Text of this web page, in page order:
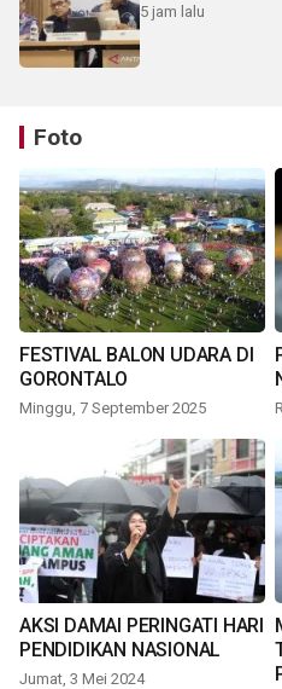
5 jam lalu
Foto
FESTIVAL BALON UDARA DI
GORONTALO
Minggu, 7 September 2025
AKSI DAMAI PERINGATI HARI
PENDIDIKAN NASIONAL
Jumat, 3 Mei 2024